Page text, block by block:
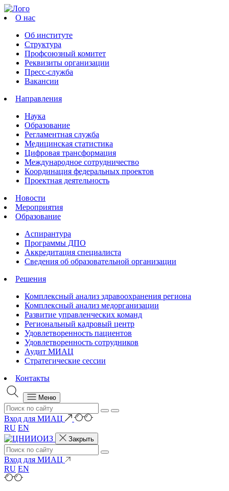
О нас
Об институте
Структура
Профсоюзный комитет
Реквизиты организации
Пресс-служба
Вакансии
Направления
Наука
Образование
Регламентная служба
Медицинская статистика
Цифровая трансформация
Международное сотрудничество
Координация федеральных проектов
Проектная деятельность
Новости
Мероприятия
Образование
Аспирантура
Программы ДПО
Аккредитация специалиста
Сведения об образовательной организации
Решения
Комплексный анализ здравоохранения региона
Комплексный анализ медорганизации
Развитие управленческих команд
Региональный кадровый центр
Удовлетворенность пациентов
Удовлетворенность сотрудников
Аудит МИАЦ
Стратегические сессии
Контакты
Меню
Вход для МИАЦ
RU EN
Закрыть
Вход для МИАЦ
RU EN